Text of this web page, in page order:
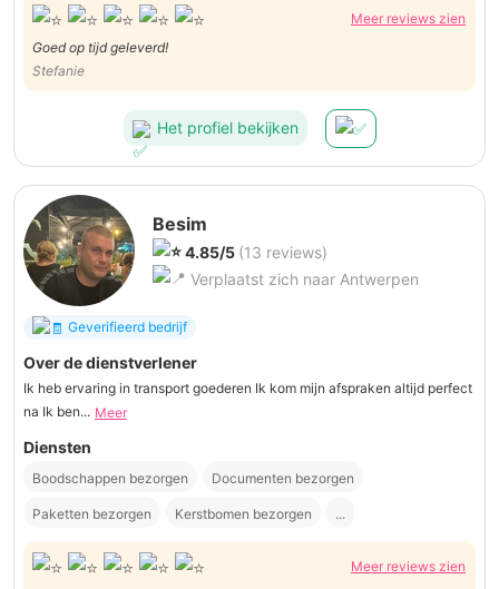
Meer reviews zien
Goed op tijd geleverd!
Stefanie
Het profiel bekijken
Besim
4.85/5 (13 reviews)
Verplaatst zich naar Antwerpen
Geverifieerd bedrijf
Over de dienstverlener
Ik heb ervaring in transport goederen Ik kom mijn afspraken altijd perfect
na Ik ben... Meer
Diensten
Boodschappen bezorgen Documenten bezorgen
Paketten bezorgen Kerstbomen bezorgen ...
Meer reviews zien